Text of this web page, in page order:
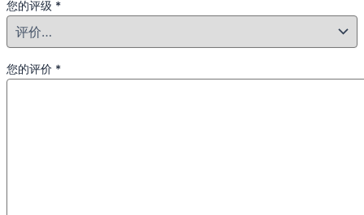
您的评级 *
您的评价 *